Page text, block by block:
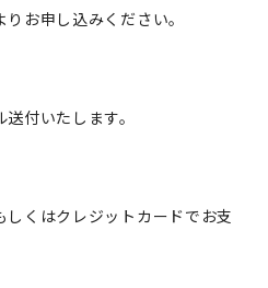
お申し込みください。
付いたします。
しくはクレジットカードでお支